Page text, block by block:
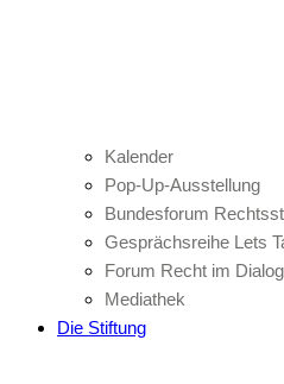
Kalender
Pop-Up-Ausstellung
Bundesforum
Gesprächsreihe Lets
Forum Recht im Dialog
Mediathek
Die Stiftung